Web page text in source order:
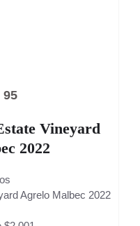
95
Vineyard
2022
Agrelo Malbec 2022